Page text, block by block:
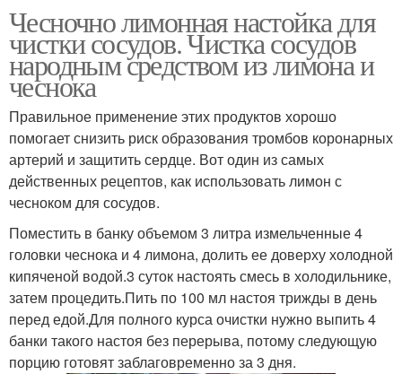
Чесночно лимонная настойка для
чистки сосудов. Чистка сосудов
народным средством из лимона и
чеснока
Правильное применение этих продуктов хорошо
помогает снизить риск образования тромбов коронарных
артерий и защитить сердце. Вот один из самых
действенных рецептов, как использовать лимон с
чесноком для сосудов.
Поместить в банку объемом 3 литра измельченные 4
головки чеснока и 4 лимона, долить ее доверху холодной
кипяченой водой.3 суток настоять смесь в холодильнике,
затем процедить.Пить по 100 мл настоя трижды в день
перед едой.Для полного курса очистки нужно выпить 4
банки такого настоя без перерыва, потому следующую
порцию готовят заблаговременно за 3 дня.